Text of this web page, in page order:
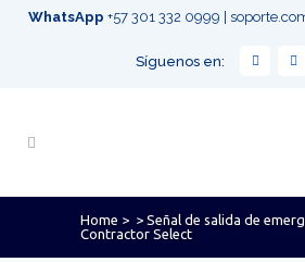
WhatsApp +57 301 332 0999
Síguenos en:
Home > > Señal de salida de
Contractor Select